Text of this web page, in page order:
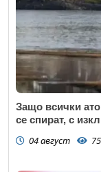
Защо всички
се спират, с
04 август 75